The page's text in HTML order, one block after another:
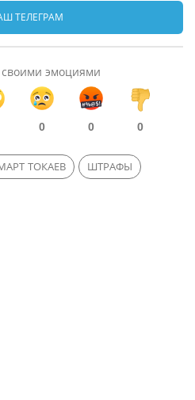
ТЕЛЕГРАМ
своими эмоциями
0 0 0
ТОКАЕВ ШТРАФЫ